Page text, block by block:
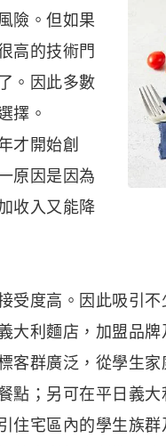
險。但如果
高的技術門
。因此多數
擇。
才開始創
原因是因為
收入又能降
受度高。因此吸引
大利麵店，加盟品
客群廣泛，從學生
點；另可在平日義
住宅區內的學生族